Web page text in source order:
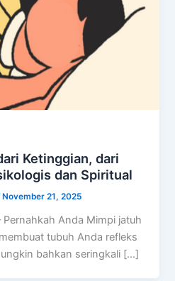
Ketinggian, dari
dan Spiritual
November 21, 2025
Pernahkah Anda Mimpi jatuh
tubuh Anda refleks
bahkan seringkali […]